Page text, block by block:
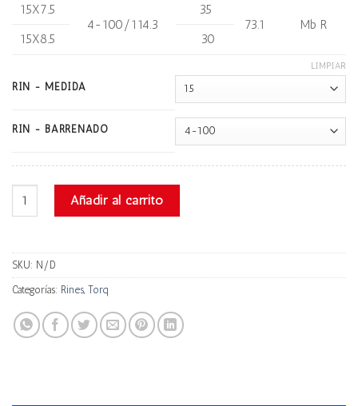
15X7.5
4-100/114.3
35
73.1
Mb R
15X8.5
30
RIN - MEDIDA
RIN - BARRENADO
LIMPIAR
Torq U811a Progresivo cantidad
Añadir al carrito
SKU: N/D
Categorías: Rines, Torq